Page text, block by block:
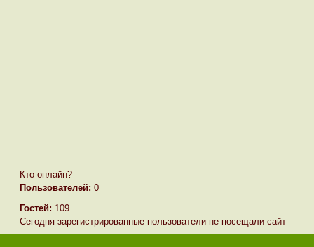
Кто онлайн?
Пользователей: 0
Гостей: 109
Сегодня зарегистрированные пользователи не посещали сайт